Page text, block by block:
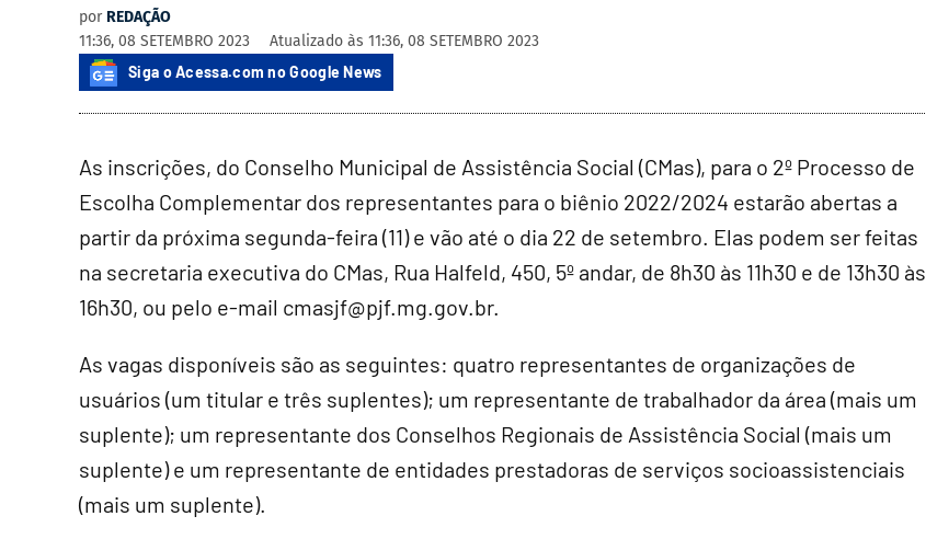
por REDAÇÃO
11:36, 08 SETEMBRO 2023
Atualizado às 11:36, 08 SETEMBRO 2023
Siga o Acessa.com no Google News
As inscrições, do Conselho Municipal de Assistência Social (CMas), para o 2º Processo de
Escolha Complementar dos representantes para o biênio 2022/2024 estarão abertas a
partir da próxima segunda-feira (11) e vão até o dia 22 de setembro. Elas podem ser feitas
na secretaria executiva do CMas, Rua Halfeld, 450, 5º andar, de 8h30 às 11h30 e de 13h30 às
16h30, ou pelo e-mail cmasjf@pjf.mg.gov.br.
As vagas disponíveis são as seguintes: quatro representantes de organizações de
usuários (um titular e três suplentes); um representante de trabalhador da área (mais um
suplente); um representante dos Conselhos Regionais de Assistência Social (mais um
suplente) e um representante de entidades prestadoras de serviços socioassistenciais
(mais um suplente).